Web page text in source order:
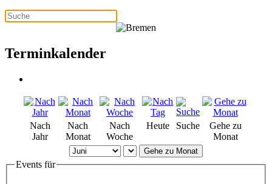
Terminkalender
Nach
Jahr
Nach
Monat
Nach
Woche
Heute Suche
Gehe zu
Monat
Gehe zu Monat
Events für